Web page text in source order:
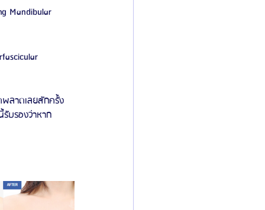
Mandibular
พลาดเลยสักครั้ง
บรองว่าหาก